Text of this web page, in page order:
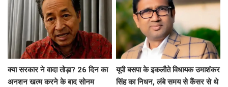
क्या सरकार ने वादा तोड़ा? 26 दिन का
अनशन खत्म करने के बाद सोनम
यूपी बसपा के इकलौते विधायक उमाशंकर
सिंह का निधन, लंबे समय से कैंसर से थे